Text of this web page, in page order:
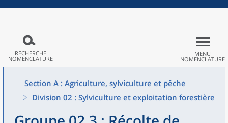
RECHERCHE
NOMENCLATURE
MENU
NOMENCLATURE
Section A : Agriculture, sylviculture et pêche
Division 02 : Sylviculture et exploitation forestière